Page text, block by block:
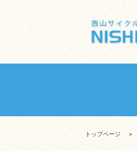
トップページ